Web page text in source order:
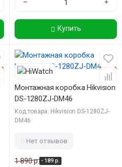
− +
Купить
Монтажная коробка Hikvision
DS-1280ZJ-DM46
Код товара: Hikvision DS-1280ZJ-
DM46
Нет отзывов
1 890 р. - 189 р.